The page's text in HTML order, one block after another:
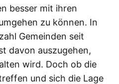
besser mit ihren
zu können. In
Gemeinden seit
davon auszugehen,
wird. Doch ob die
und sich die Lage